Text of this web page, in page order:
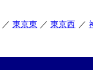
東京東 東京西